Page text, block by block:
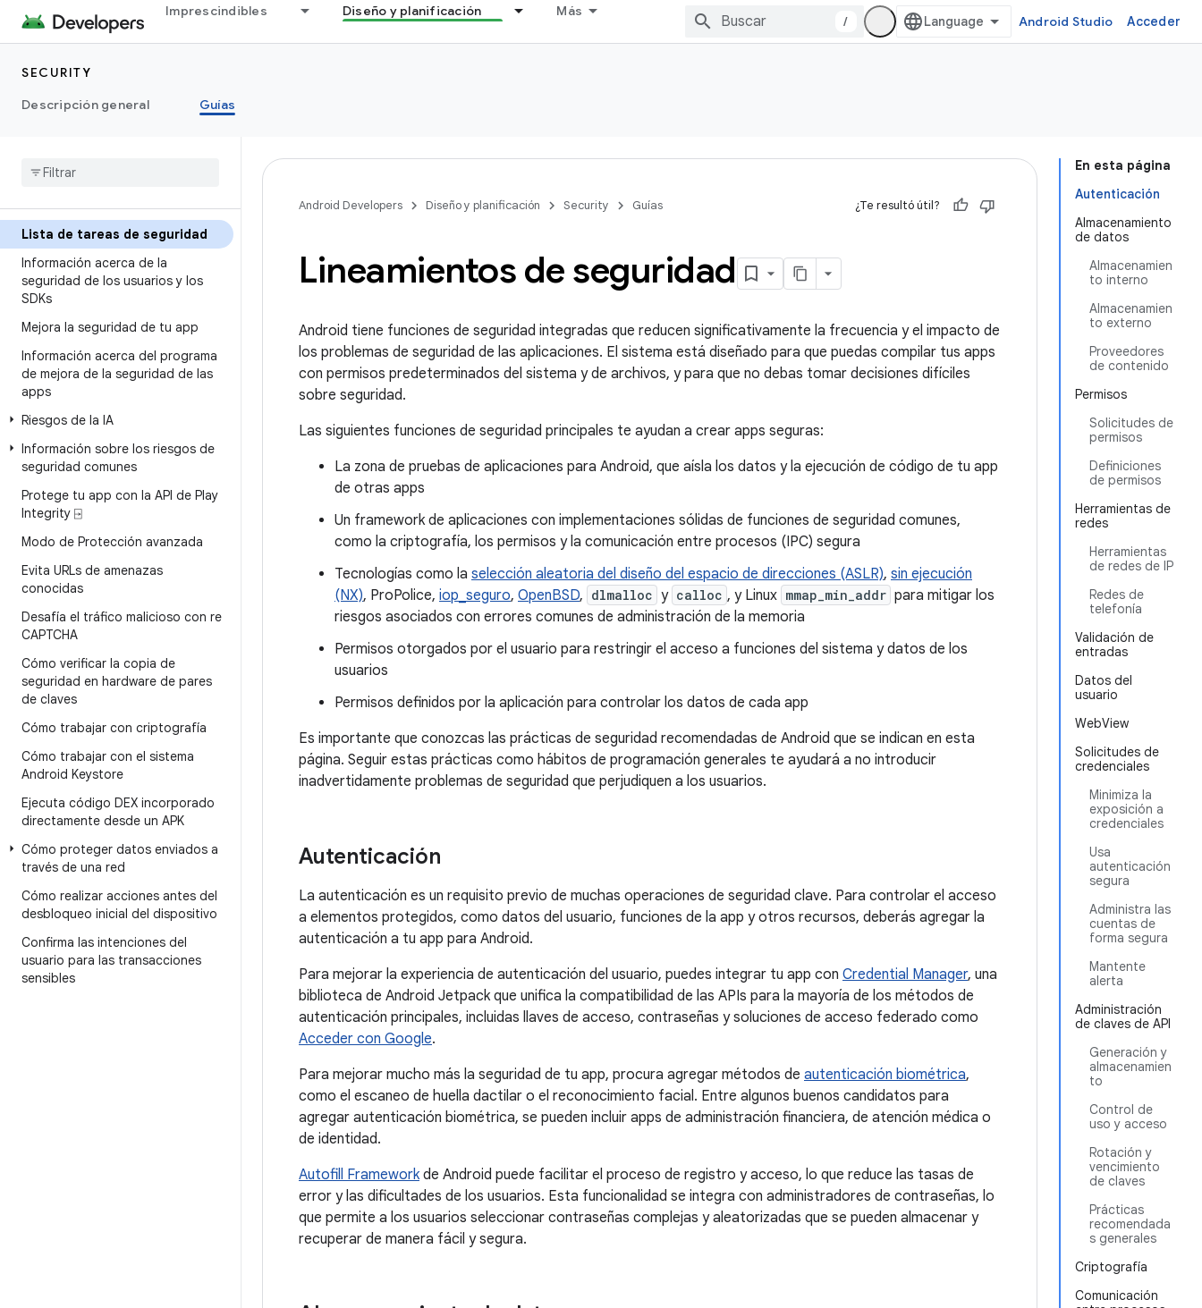
Imprescindibles Diseño y planificación Más
/ Android Studio Acceder
SECURITY
Descripción general
Guías
Lista de tareas de seguridad
Información acerca de la
seguridad de los usuarios y los
SDKs
Mejora la seguridad de tu app
Información acerca del programa
de mejora de la seguridad de las
apps
Riesgos de la IA
Información sobre los riesgos de
seguridad comunes
Protege tu app con la API de Play
Integrity ⍈
Modo de Protección avanzada
Evita URLs de amenazas
conocidas
Desafía el tráfico malicioso con re
CAPTCHA
Cómo verificar la copia de
seguridad en hardware de pares
de claves
Cómo trabajar con criptografía
Cómo trabajar con el sistema
Android Keystore
Ejecuta código DEX incorporado
directamente desde un APK
Cómo proteger datos enviados a
través de una red
Cómo realizar acciones antes del
desbloqueo inicial del dispositivo
Confirma las intenciones del
usuario para las transacciones
sensibles
En esta página
Autenticación
Almacenamiento
de datos
Almacenamien
to interno
Almacenamien
to externo
Proveedores
de contenido
Permisos
Solicitudes de
permisos
Definiciones
de permisos
Herramientas de
redes
Herramientas
de redes de IP
Redes de
telefonía
Validación de
entradas
Datos del
usuario
WebView
Solicitudes de
credenciales
Minimiza la
exposición a
credenciales
Usa
autenticación
segura
Administra las
cuentas de
forma segura
Mantente
alerta
Administración
de claves de API
Generación y
almacenamien
to
Control de
uso y acceso
Rotación y
vencimiento
de claves
Prácticas
recomendada
s generales
Criptografía
Comunicación
Android Developers Diseño y planificación Security Guías ¿Te resultó útil?
Lineamientos de seguridad
Android tiene funciones de seguridad integradas que reducen significativamente la frecuencia y el impacto de
los problemas de seguridad de las aplicaciones. El sistema está diseñado para que puedas compilar tus apps
con permisos predeterminados del sistema y de archivos, y para que no debas tomar decisiones difíciles
sobre seguridad.
Las siguientes funciones de seguridad principales te ayudan a crear apps seguras:
La zona de pruebas de aplicaciones para Android, que aísla los datos y la ejecución de código de tu app
de otras apps
Un framework de aplicaciones con implementaciones sólidas de funciones de seguridad comunes,
como la criptografía, los permisos y la comunicación entre procesos (IPC) segura
Tecnologías como la selección aleatoria del diseño del espacio de direcciones (ASLR), sin ejecución
(NX), ProPolice, iop_seguro, OpenBSD, dlmalloc y calloc , y Linux mmap_min_addr para mitigar los
riesgos asociados con errores comunes de administración de la memoria
Permisos otorgados por el usuario para restringir el acceso a funciones del sistema y datos de los
usuarios
Permisos definidos por la aplicación para controlar los datos de cada app
Es importante que conozcas las prácticas de seguridad recomendadas de Android que se indican en esta
página. Seguir estas prácticas como hábitos de programación generales te ayudará a no introducir
inadvertidamente problemas de seguridad que perjudiquen a los usuarios.
Autenticación
La autenticación es un requisito previo de muchas operaciones de seguridad clave. Para controlar el acceso
a elementos protegidos, como datos del usuario, funciones de la app y otros recursos, deberás agregar la
autenticación a tu app para Android.
Para mejorar la experiencia de autenticación del usuario, puedes integrar tu app con Credential Manager, una
biblioteca de Android Jetpack que unifica la compatibilidad de las APIs para la mayoría de los métodos de
autenticación principales, incluidas llaves de acceso, contraseñas y soluciones de acceso federado como
Acceder con Google.
Para mejorar mucho más la seguridad de tu app, procura agregar métodos de autenticación biométrica,
como el escaneo de huella dactilar o el reconocimiento facial. Entre algunos buenos candidatos para
agregar autenticación biométrica, se pueden incluir apps de administración financiera, de atención médica o
de identidad.
Autofill Frameworkde Android puede facilitar el proceso de registro y acceso, lo que reduce las tasas de
error y las dificultades de los usuarios. Esta funcionalidad se integra con administradores de contraseñas, lo
que permite a los usuarios seleccionar contraseñas complejas y aleatorizadas que se pueden almacenar y
recuperar de manera fácil y segura.